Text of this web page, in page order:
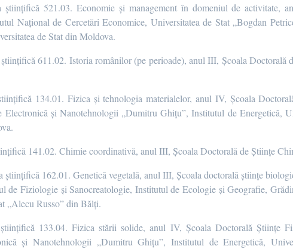
științifică 521.03. Economie şi management în domeniul de activitate,
Național de Cercetări Economice, Universitatea de Stat „Bogdan
de Stat din Moldova.
științifică 611.02. Istoria românilor (pe perioade), anul III, Școala
134.01. Fizica şi tehnologia materialelor, anul IV, Școala
și Nanotehnologii „Dumitru Ghițu”, Institutul de Energetică,
141.02. Chimie coordinativă, anul III, Școala Doctorală de Științe
științifică 162.01. Genetică vegetală, anul III, Școala doctorală științe
de Fiziologie și Sanocreatologie, Institutul de Ecologie și Geografie,
„Alecu Russo” din Bălți.
133.04. Fizica stării solide, anul IV, Școala Doctorală Științe
și Nanotehnologii „Dumitru Ghițu”, Institutul de Energetică,